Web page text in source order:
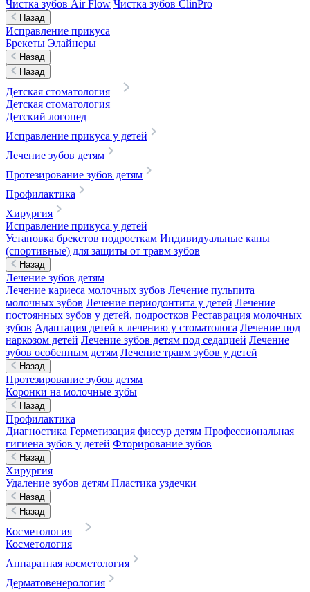
Чистка зубов Air Flow Чистка зубов ClinPro
Назад
Исправление прикуса
Брекеты Элайнеры
Назад
Назад
Детская стоматология
Детская стоматология
Детский логопед
Исправление прикуса у детей
Лечение зубов детям
Протезирование зубов детям
Профилактика
Хирургия
Исправление прикуса у детей
Установка брекетов подросткам Индивидуальные капы
(спортивные) для защиты от травм зубов
Назад
Лечение зубов детям
Лечение кариеса молочных зубов Лечение пульпита
молочных зубов Лечение периодонтита у детей Лечение
постоянных зубов у детей, подростков Реставрация молочных
зубов Адаптация детей к лечению у стоматолога Лечение под
наркозом детей Лечение зубов детям под седацией Лечение
зубов особенным детям Лечение травм зубов у детей
Назад
Протезирование зубов детям
Коронки на молочные зубы
Назад
Профилактика
Диагностика Герметизация фиссур детям Профессиональная
гигиена зубов у детей Фторирование зубов
Назад
Хирургия
Удаление зубов детям Пластика уздечки
Назад
Назад
Косметология
Косметология
Аппаратная косметология
Дерматовенерология